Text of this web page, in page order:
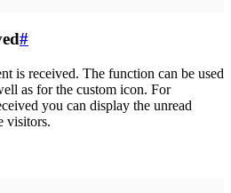
#
is received. The function can be used
as for the custom icon. For
you can display the unread
visitors.